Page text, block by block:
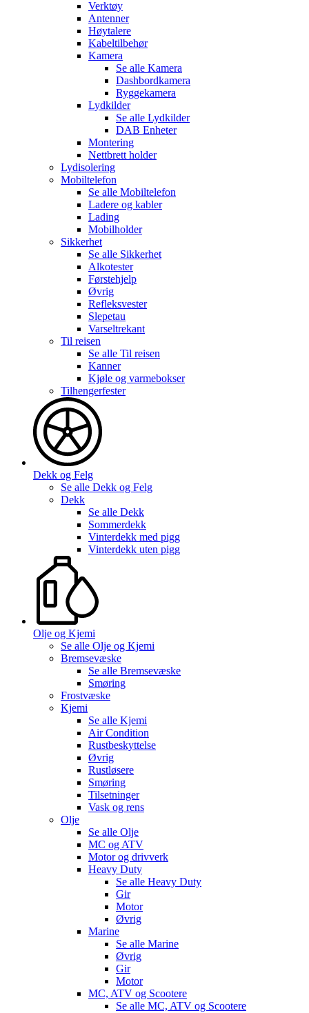
Verktøy
Antenner
Høytalere
Kabeltilbehør
Kamera
Se alle Kamera
Dashbordkamera
Ryggekamera
Lydkilder
Se alle Lydkilder
DAB Enheter
Montering
Nettbrett holder
Lydisolering
Mobiltelefon
Se alle Mobiltelefon
Ladere og kabler
Lading
Mobilholder
Sikkerhet
Se alle Sikkerhet
Alkotester
Førstehjelp
Øvrig
Refleksvester
Slepetau
Varseltrekant
Til reisen
Se alle Til reisen
Kanner
Kjøle og varmebokser
Tilhengerfester
Dekk og Felg
Se alle Dekk og Felg
Dekk
Se alle Dekk
Sommerdekk
Vinterdekk med pigg
Vinterdekk uten pigg
Olje og Kjemi
Se alle Olje og Kjemi
Bremsevæske
Se alle Bremsevæske
Smøring
Frostvæske
Kjemi
Se alle Kjemi
Air Condition
Rustbeskyttelse
Øvrig
Rustløsere
Smøring
Tilsetninger
Vask og rens
Olje
Se alle Olje
MC og ATV
Motor og drivverk
Heavy Duty
Se alle Heavy Duty
Gir
Motor
Øvrig
Marine
Se alle Marine
Øvrig
Gir
Motor
MC, ATV og Scootere
Se alle MC, ATV og Scootere